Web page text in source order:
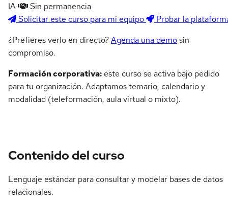
IA
Sin permanencia
Solicitar este curso para mi equipo
Probar la
¿Prefieres verlo en directo?Agenda una demosin
compromiso.
Formación corporativa: este curso se activa bajo pedido
para tu organización. Adaptamos temario, calendario y
modalidad (teleformación, aula virtual o mixto).
Contenido del curso
Lenguaje estándar para consultar y modelar bases de datos
relacionales.